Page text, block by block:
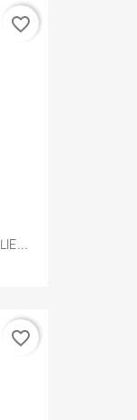
favorite_border
favorite_border